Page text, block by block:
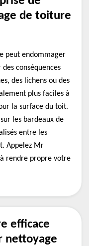
de toiture
peut endommager
conséquences
des lichens ou des
plus faciles à
la surface du toit.
les bardeaux de
entre les
Appelez Mr
rendre propre votre
efficace
nettoyage